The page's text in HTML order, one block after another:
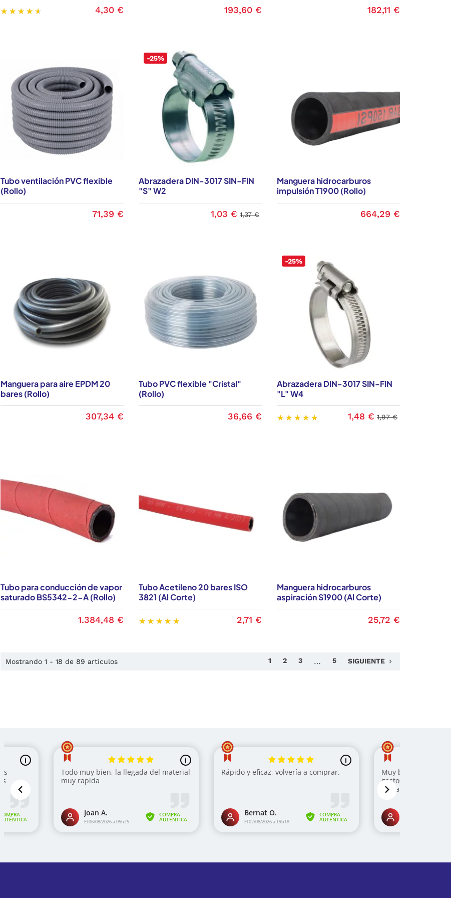
de estos productos, cuentan con un acabado excelente.
En nuestra empresa ofrecemos un trato personalizado y para comercializar productos de primera
calidad contamos con proveedores de confianza, que garantizan la compra de mangueras, ductos y
tubos. Nuestro portafolio incluye
mangueras para hidrocarburos de calidad, para transporte y
evacuación de agua o líquidos, humo, gases, aire, entre otros.
comprar mangueras industriales de calidades importante recibir asesoría con el fin de adquirir
las que son acordes a nuestras necesidades. Además, contamos con las mejores marcas y con la
4,30 € 193,60 € 182,11 €
Tubo ventilación PVC flexible
(Rollo)
71,39 €
-25%
Abrazadera DIN-3017 SIN-FIN
"S" W2
1,03 € 1,37 €
Manguera hidrocarburos
impulsión T1900 (Rollo)
664,29 €
Manguera para aire EPDM 20
bares (Rollo)
307,34 €
Tubo PVC flexible "Cristal"
(Rollo)
36,66 €
-25%
Abrazadera DIN-3017 SIN-FIN
"L" W4
1,48 € 1,97 €
Tubo para conducción de vapor
saturado BS5342-2-A (Rollo)
1.384,48 €
Tubo Acetileno 20 bares ISO
3821 (Al Corte)
2,71 €
Manguera hidrocarburos
aspiración S1900 (Al Corte)
25,72 €
Mostrando 1 - 18 de 89 artículos 1 2 3 … 5 SIGUIENTE keyboard_arrow_right